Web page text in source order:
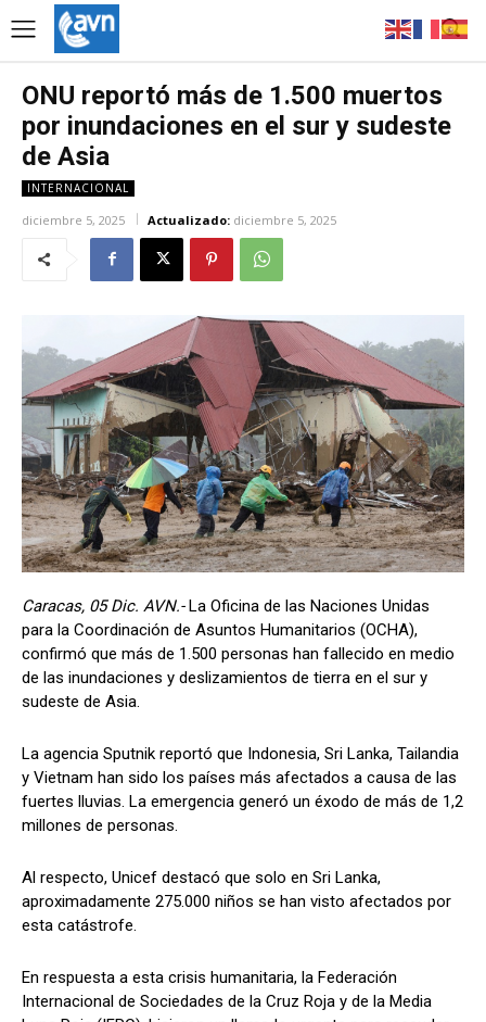
ONU reportó más de 1.500 muertos
por inundaciones en el sur y sudeste
de Asia
INTERNACIONAL
diciembre 5, 2025 Actualizado: diciembre 5, 2025
Caracas, 05 Dic. AVN.-La Oficina de las Naciones Unidas
para la Coordinación de Asuntos Humanitarios (OCHA),
confirmó que más de 1.500 personas han fallecido en medio
de las inundaciones y deslizamientos de tierra en el sur y
sudeste de Asia.
La agencia Sputnik reportó que Indonesia, Sri Lanka, Tailandia
y Vietnam han sido los países más afectados a causa de las
fuertes lluvias. La emergencia generó un éxodo de más de 1,2
millones de personas.
Al respecto, Unicef destacó que solo en Sri Lanka,
aproximadamente 275.000 niños se han visto afectados por
esta catástrofe.
En respuesta a esta crisis humanitaria, la Federación
Internacional de Sociedades de la Cruz Roja y de la Media